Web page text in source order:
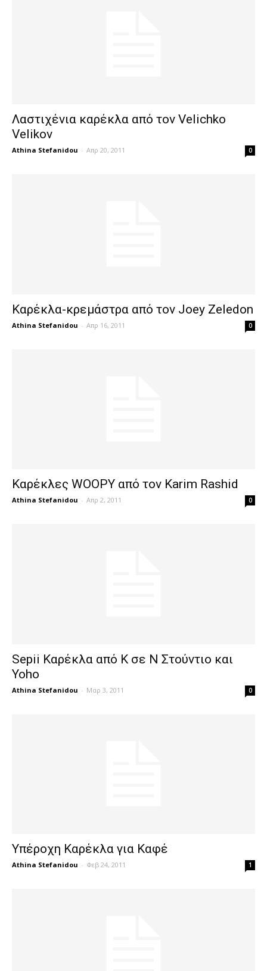
Λαστιχένια καρέκλα από τον Velichko
Velikov
Athina Stefanidou - Απρ 20, 2011 0
Καρέκλα-κρεμάστρα από τον Joey Zeledon
Athina Stefanidou - Απρ 16, 2011 0
Καρέκλες WOOPY από τον Karim Rashid
Athina Stefanidou - Απρ 2, 2011 0
Sepii Καρέκλα από K σε N Στούντιο και
Yoho
Athina Stefanidou - Μαρ 3, 2011 0
Υπέροχη Καρέκλα για Καφέ
Athina Stefanidou - Φεβ 24, 2011 1